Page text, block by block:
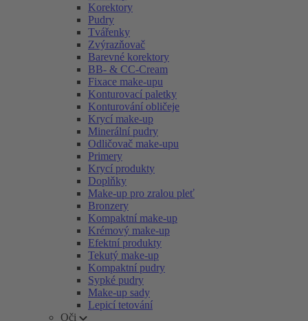
Korektory
Pudry
Tvářenky
Zvýrazňovač
Barevné korektory
BB- & CC-Cream
Fixace make-upu
Konturovací paletky
Konturování obličeje
Krycí make-up
Minerální pudry
Odličovač make-upu
Primery
Krycí produkty
Doplňky
Make-up pro zralou pleť
Bronzery
Kompaktní make-up
Krémový make-up
Efektní produkty
Tekutý make-up
Kompaktní pudry
Sypké pudry
Make-up sady
Lepicí tetování
Oči